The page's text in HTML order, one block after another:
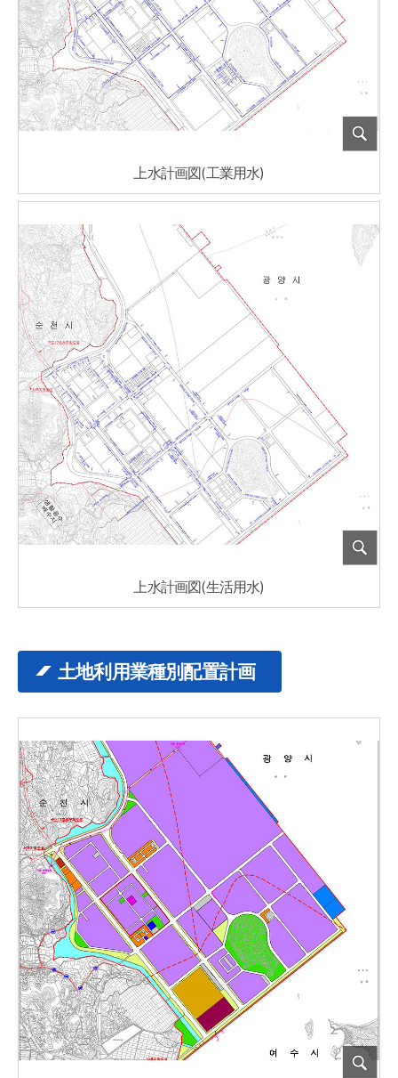
上水計画図(工業用水)
上水計画図(生活用水)
土地利用業種別配置計画